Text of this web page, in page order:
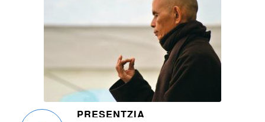
PRESENTZIA